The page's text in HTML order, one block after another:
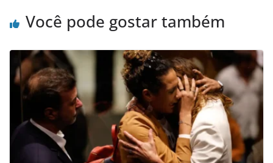
Você pode gostar também